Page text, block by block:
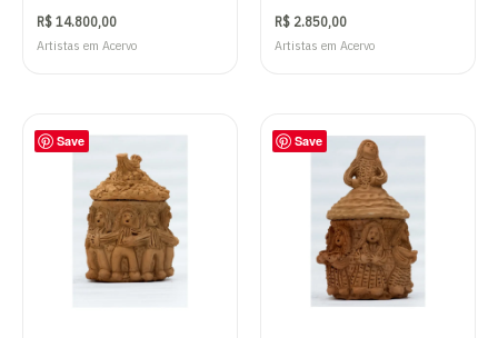
R$14.800,00
Artistas em Acervo
R$ 2.850,00
Artistas em Acervo
Save Save